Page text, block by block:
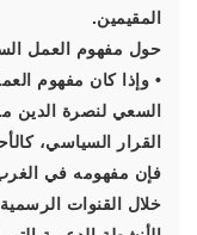
المقيمين.
حول مفهوم العمل
• وإذا كان مفهوم
السعي لنصرة
القرار السياسي،
فإن مفهومه في
خلال القنوات